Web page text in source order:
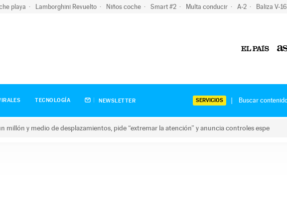
playa Lamborghini Revuelto Niños coche Smart #2 Multa conducir A-2 Baliza V-16
TECNOLOGÍA NEWSLETTER SERVICIOS
millón y medio de desplazamientos, pide “extremar la atención” y anuncia controles espe